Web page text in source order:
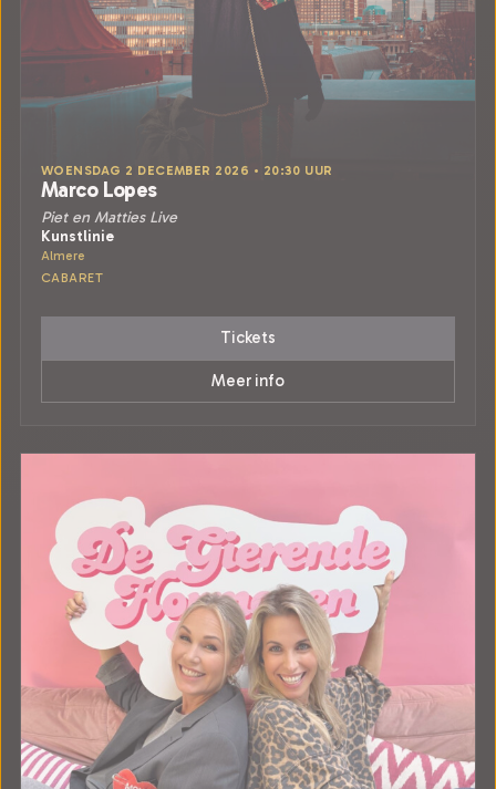
WOENSDAG 2 DECEMBER 2026 • 20:30 UUR
Marco Lopes
Piet en Matties Live
Kunstlinie
Almere
CABARET
Tickets
Meer info